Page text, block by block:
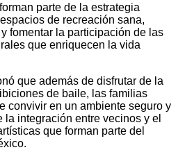
parte de la estrategia
de recreación sana,
fomentar la participación de las
que enriquecen la vida
que además de disfrutar de la
de baile, las familias
convivir en un ambiente seguro y
la integración entre vecinos y el
que forman parte del